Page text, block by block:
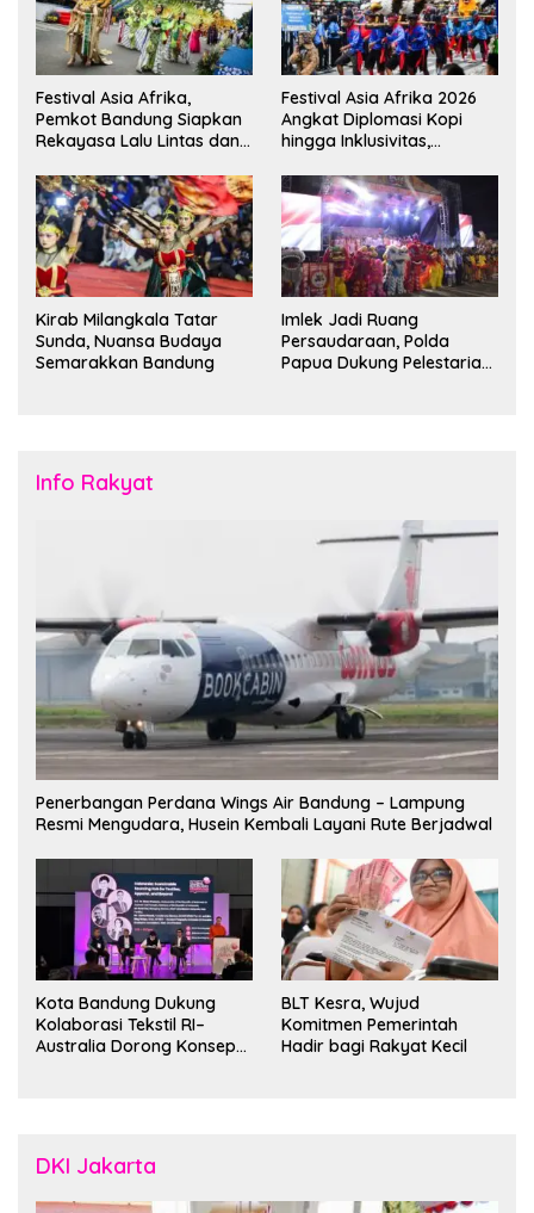
Festival Asia Afrika,
Pemkot Bandung Siapkan
Rekayasa Lalu Lintas dan
Festival Asia Afrika 2026
Angkat Diplomasi Kopi
hingga Inklusivitas,
Duta Besar
Kirab Milangkala Tatar
Sunda, Nuansa Budaya
Semarakkan Bandung
Imlek Jadi Ruang
Persaudaraan, Polda
Papua Dukung Pelestarian
Info Rakyat
Penerbangan Perdana Wings Air Bandung – Lampung
Resmi Mengudara, Husein Kembali Layani Rute Berjadwal
Kota Bandung Dukung
Kolaborasi Tekstil RI–
Australia Dorong Konsep
BLT Kesra, Wujud
Komitmen Pemerintah
Hadir bagi Rakyat Kecil
DKI Jakarta